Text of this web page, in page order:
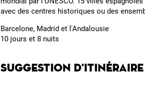
avec des centres historiques ou des
Barcelone, Madrid et l'Andalousie
10 jours et 8 nuits
Suggestion d'itinéraire